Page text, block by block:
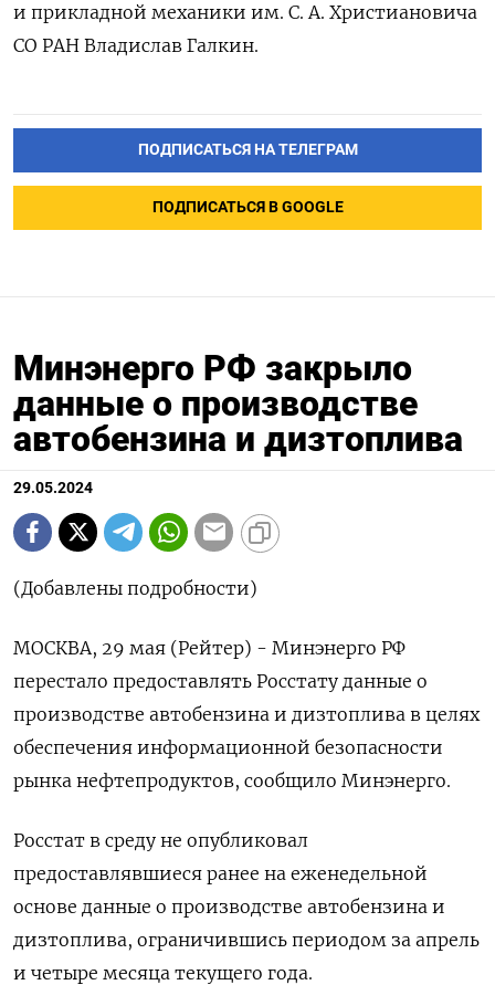
и прикладной механики им. С. А. Христиановича
СО РАН Владислав Галкин.
ПОДПИСАТЬСЯ НА ТЕЛЕГРАМ
ПОДПИСАТЬСЯ В GOOGLE
Минэнерго РФ закрыло
данные о производстве
автобензина и дизтоплива
29.05.2024
(Добавлены подробности)
МОСКВА, 29 мая (Рейтер) - Минэнерго РФ
перестало предоставлять Росстату данные о
производстве автобензина и дизтоплива в целях
обеспечения информационной безопасности
рынка нефтепродуктов, сообщило Минэнерго.
Росстат в среду не опубликовал
предоставлявшиеся ранее на еженедельной
основе данные о производстве автобензина и
дизтоплива, ограничившись периодом за апрель
и четыре месяца текущего года.